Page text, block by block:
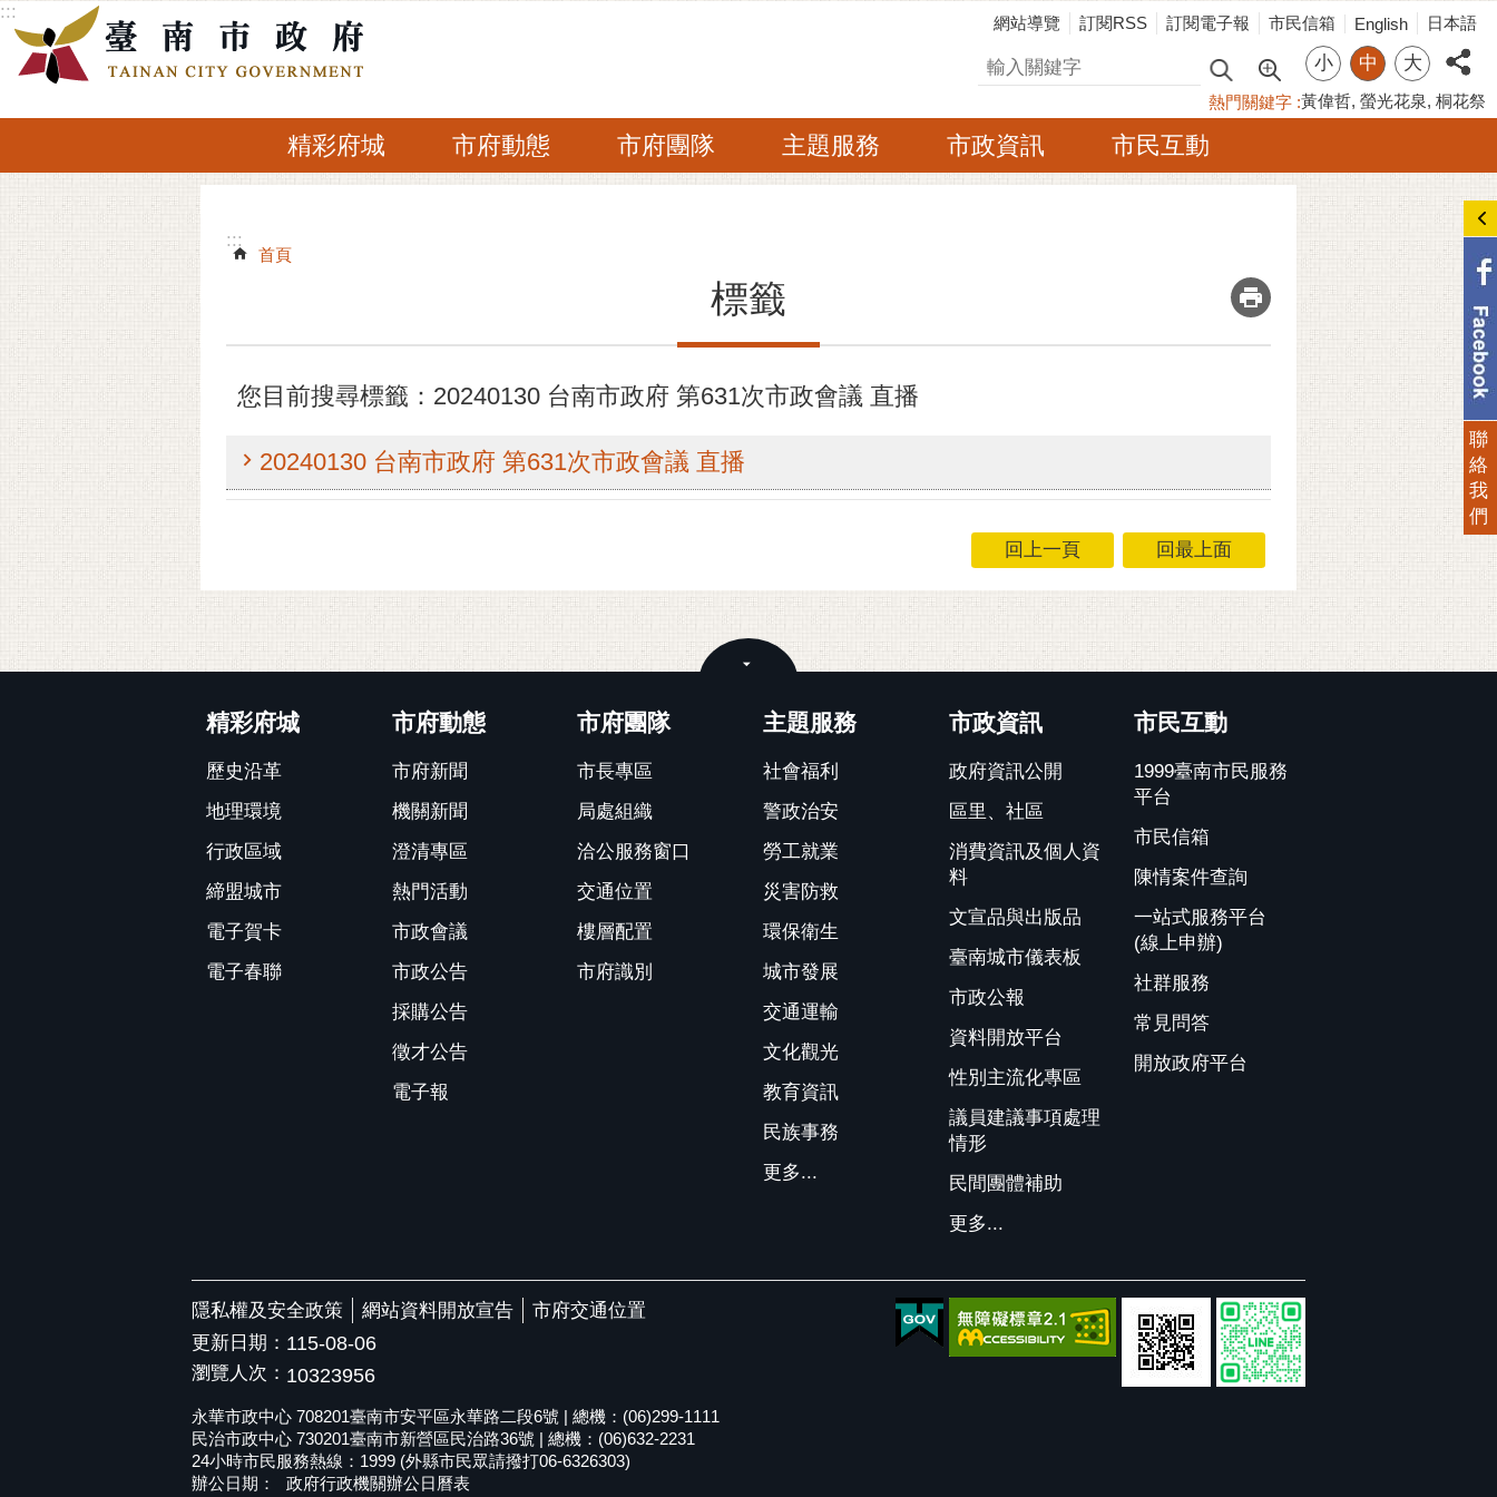
跳到主要內容區塊
:::
網站導覽 訂閱RSS 訂閱電子報 市民信箱 English 日本語
搜尋 小 中 大
熱門關鍵字 黃偉哲 螢光花泉 桐花祭
精彩府城 市府動態 市府團隊 主題服務 市政資訊 市民互動
:::
:::
首頁
標籤 _
您目前搜尋標籤：20240130 台南市政府 第631次市政會議 直播
20240130 台南市政府 第631次市政會議 直播
回上一頁 回最上面
精彩府城
歷史沿革
地理環境
行政區域
締盟城市
電子賀卡
電子春聯
市府動態
市府新聞
機關新聞
澄清專區
熱門活動
市政會議
市政公告
採購公告
徵才公告
電子報
市府團隊
市長專區
局處組織
洽公服務窗口
交通位置
樓層配置
市府識別
主題服務
社會福利
警政治安
勞工就業
災害防救
環保衛生
城市發展
交通運輸
文化觀光
教育資訊
民族事務
更多...
市政資訊
政府資訊公開
區里、社區
消費資訊及個人資
料
文宣品與出版品
臺南城市儀表板
市政公報
資料開放平台
性別主流化專區
議員建議事項處理
情形
民間團體補助
更多...
市民互動
1999臺南市民服務
平台
市民信箱
陳情案件查詢
一站式服務平台
(線上申辦)
社群服務
常見問答
開放政府平台
隱私權及安全政策 網站資料開放宣告
市府交通位置
更新日期： 115-08-06
瀏覽人次： 10323956
永華市政中心 708201臺南市安平區永華路二段6號 | 總機：(06)299-1111
民治市政中心 730201臺南市新營區民治路36號 | 總機：(06)632-2231
24小時市民服務熱線：1999 (外縣市民眾請撥打06-6326303)
辦公日期：
政府行政機關辦公日曆表
聯
絡
我
們